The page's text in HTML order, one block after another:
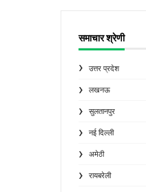
समाचार श्रेणी
उत्तर प्रदेश
लखनऊ
सुलतानपुर
नई दिल्ली
अमेठी
रायबरेली